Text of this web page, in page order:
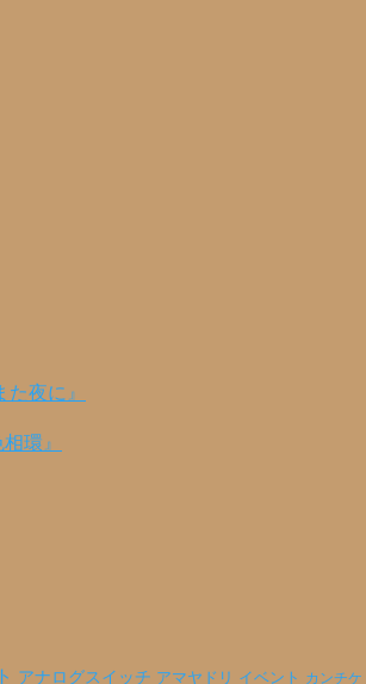
夜に』
環』
アナログスイッチ アマヤドリ イベント カンチケ